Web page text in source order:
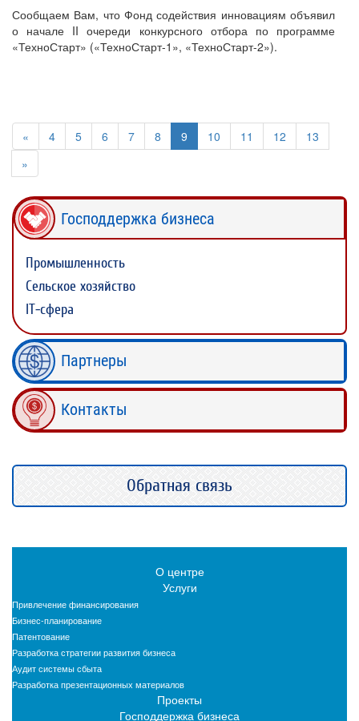
Сообщаем Вам, что Фонд содействия инновациям объявил
о начале II очереди конкурсного отбора по программе
«ТехноСтарт» («ТехноСтарт-1», «ТехноСтарт-2»).
« 4 5 6 7 8 9 10 11 12
13
»
Господдержка бизнеса
Промышленность
Сельское хозяйство
IT-сфера
Партнеры
Контакты
Обратная связь
О центре
Услуги
Привлечение финансирования
Бизнес-планирование
Патентование
Разработка стратегии развития бизнеса
Аудит системы сбыта
Разработка презентационных материалов
Проекты
Господдержка бизнеса